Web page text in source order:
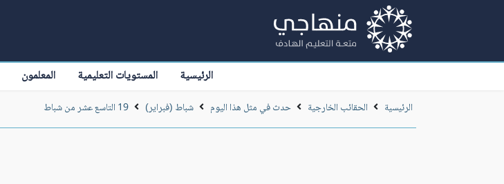
الرئيسية المستويات التعليمية المعلمون
الرئيسية الحقائب الخارجية حدث في مثل هذا اليوم شباط (فبراير) 19 التاسع عشر من شباط